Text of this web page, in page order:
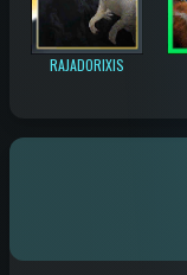
RAJADORIXIS